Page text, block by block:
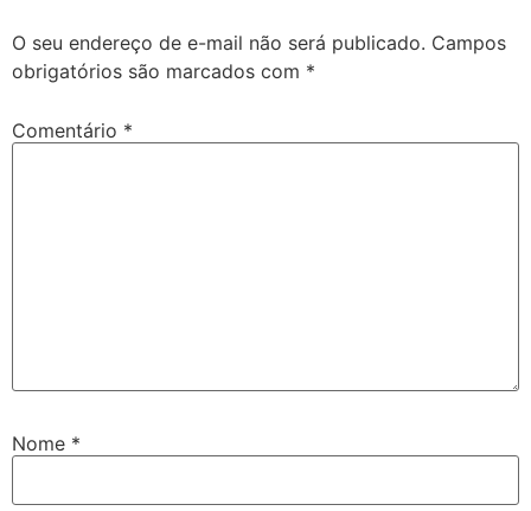
O seu endereço de e-mail não será publicado. Campos
obrigatórios são marcados com *
Comentário *
Nome *